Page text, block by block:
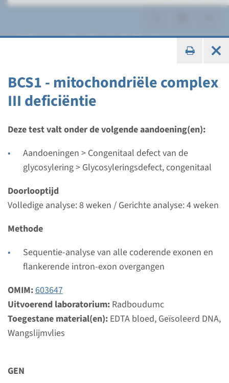
BCS1 - mitochondriële complex
III deficiëntie
Deze test valt onder de volgende aandoening(en):
Aandoeningen > Congenitaal defect van de
glycosylering > Glycosyleringsdefect, congenitaal
Doorlooptijd
Volledige analyse: 8 weken / Gerichte analyse: 4 weken
Methode
Sequentie-analyse van alle coderende exonen en
flankerende intron-exon overgangen
OMIM:603647
Uitvoerend laboratorium: Radboudumc
Toegestane material(en): EDTA bloed, Geïsoleerd DNA,
Wangslijmvlies
GEN
Glycosyleringsdefect,
Gen
BCS1 - mitochondriële
complex III deficiëntie
Doorlooptijd
Volledige analyse: 8 weken / Gerichte analyse: 4
Uitvoerend laboratorium
Radboudumc
Bekijk
Toevoegen
Gen
BTD - Biotinidase deficiëntie
Volledige analyse: 8 weken / Gerichte analyse: 4